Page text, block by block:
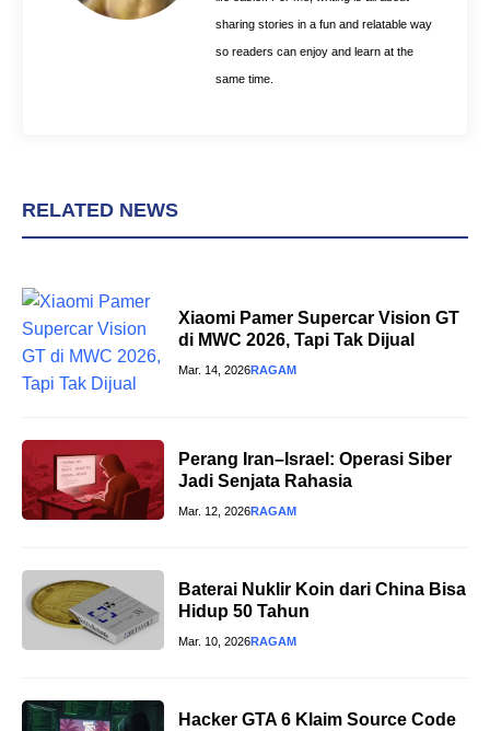
sharing stories in a fun and relatable way
so readers can enjoy and learn at the
same time.
RELATED NEWS
Xiaomi Pamer Supercar Vision GT
di MWC 2026, Tapi Tak Dijual
Mar. 14, 2026RAGAM
Perang Iran–Israel: Operasi Siber
Jadi Senjata Rahasia
Mar. 12, 2026RAGAM
Baterai Nuklir Koin dari China Bisa
Hidup 50 Tahun
Mar. 10, 2026RAGAM
Hacker GTA 6 Klaim Source Code